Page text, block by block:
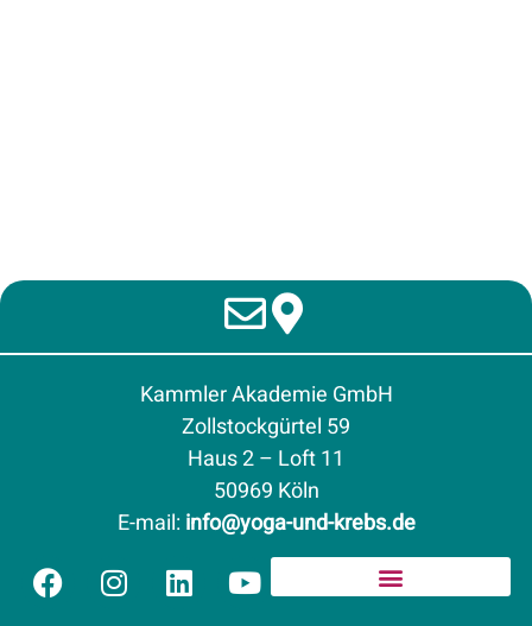
Kammler Akademie GmbH
Zollstockgürtel 59
Haus 2 – Loft 11
50969 Köln
E-mail:info@yoga-und-krebs.de